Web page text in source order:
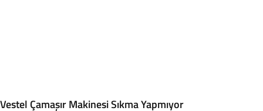
Vestel Çamaşır Makinesi Sıkma Yapmıyor